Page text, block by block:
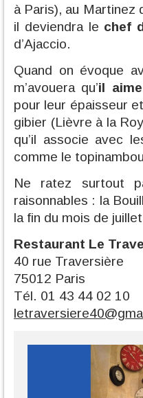
à Paris), au Martinez
il deviendra le chef
d’Ajaccio.
Quand on évoque
m’avouera qu’il
pour leur épaisseur
gibier (Lièvre à la
qu’il associe avec
comme le
Ne ratez surtout
raisonnables : la
la fin du mois de
Restaurant Le
40 rue Traversière
75012 Paris
Tél. 01 43 44 02 10